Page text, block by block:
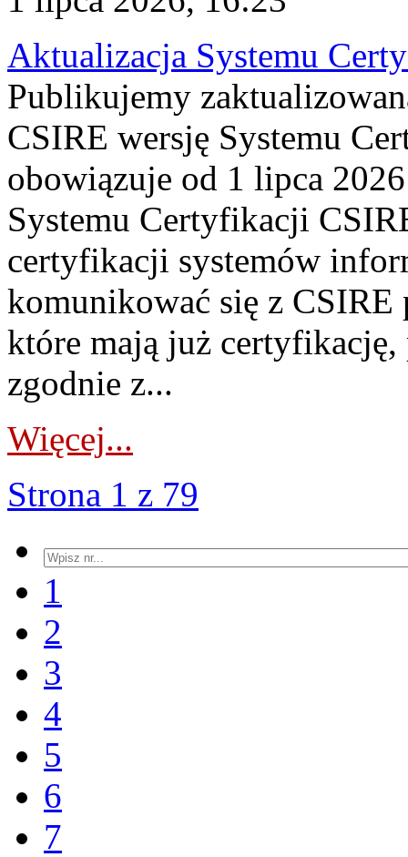
Aktualizacja Systemu
Publikujemy
CSIRE wersję Systemu
obowiązuje od 1 lipca
Systemu Certyfikacji
certyfikacji systemów
komunikować się z
które mają już
zgodnie z...
Więcej...
Strona 1 z 79
1
2
3
4
5
6
7